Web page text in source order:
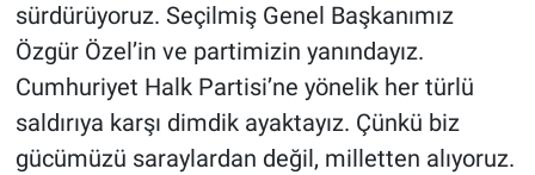
sürdürüyoruz. Seçilmiş Genel Başkanımız
Özgür Özel’in ve partimizin yanındayız.
Cumhuriyet Halk Partisi’ne yönelik her türlü
saldırıya karşı dimdik ayaktayız. Çünkü biz
gücümüzü saraylardan değil, milletten alıyoruz.